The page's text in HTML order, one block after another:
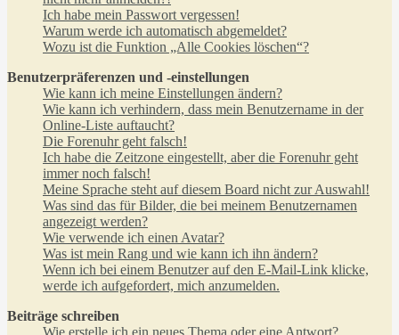
Ich habe mein Passwort vergessen!
Warum werde ich automatisch abgemeldet?
Wozu ist die Funktion „Alle Cookies löschen“?
Benutzerpräferenzen und -einstellungen
Wie kann ich meine Einstellungen ändern?
Wie kann ich verhindern, dass mein Benutzername in der
Online-Liste auftaucht?
Die Forenuhr geht falsch!
Ich habe die Zeitzone eingestellt, aber die Forenuhr geht
immer noch falsch!
Meine Sprache steht auf diesem Board nicht zur Auswahl!
Was sind das für Bilder, die bei meinem Benutzernamen
angezeigt werden?
Wie verwende ich einen Avatar?
Was ist mein Rang und wie kann ich ihn ändern?
Wenn ich bei einem Benutzer auf den E-Mail-Link klicke,
werde ich aufgefordert, mich anzumelden.
Beiträge schreiben